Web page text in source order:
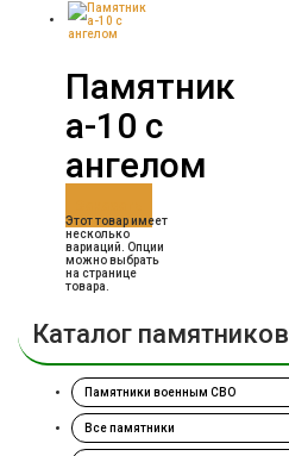
Памятник
а-10 с
ангелом
Этот товар имеет
несколько
вариаций. Опции
можно выбрать
на странице
товара.
Каталог памятников
Памятники военным СВО
Все памятники